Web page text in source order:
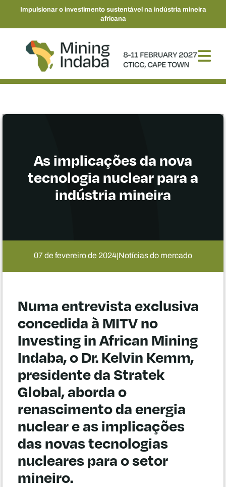
Impulsionar o investimento sustentável na indústria mineira
africana
As implicações da nova
tecnologia nuclear para a
indústria mineira
07 de fevereiro de 2024|Notícias do mercado
Numa entrevista exclusiva
concedida à MITV no
Investing in African Mining
Indaba, o Dr. Kelvin Kemm,
presidente da Stratek
Global, aborda o
renascimento da energia
nuclear e as implicações
das novas tecnologias
nucleares para o setor
mineiro.